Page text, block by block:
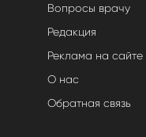
Вопросы врачу
Редакция
Реклама на сайте
О нас
Обратная связь